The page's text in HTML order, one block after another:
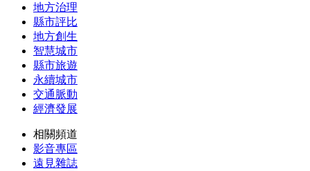
地方治理
縣市評比
地方創生
智慧城市
縣市旅遊
永續城市
交通脈動
經濟發展
相關頻道
影音專區
遠見雜誌